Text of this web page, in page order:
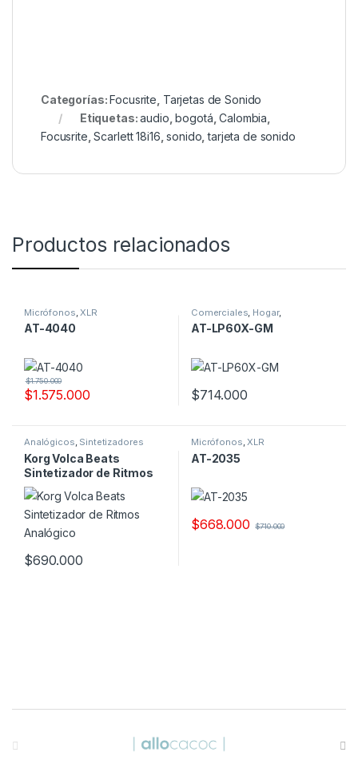
Categorías:Focusrite Tarjetas de Sonido
Etiquetas:audio ,bogotá ,Calombia
Focusrite ,Scarlett 18i16 ,sonido ,tarjeta de sonido
Productos relacionados
Micrófonos ,XLR
AT-4040
$1.575.000
$1.750.000
Comerciales Hogar,
Tornamesas & Accesorios
AT-LP60X-GM
$714.000
Analógicos, Sintetizadores
Korg Volca Beats
Sintetizador de Ritmos
Analógico
$690.000
Micrófonos,XLR
AT-2035
$668.000 $710.000